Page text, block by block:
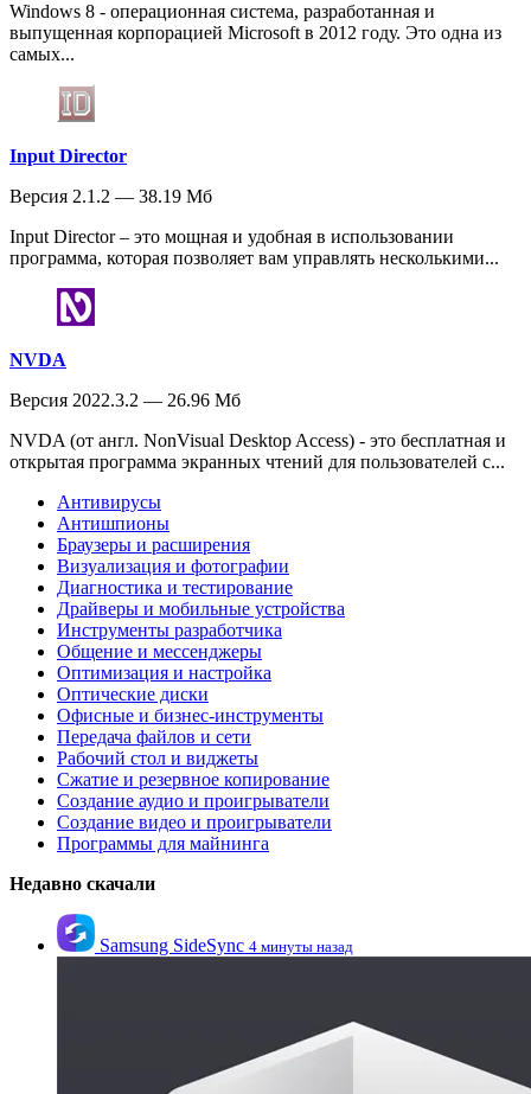
Windows 8 - операционная система, разработанная и
выпущенная корпорацией Microsoft в 2012 году. Это одна из
самых...
Input Director
Версия 2.1.2 — 38.19 Мб
Input Director – это мощная и удобная в использовании
программа, которая позволяет вам управлять несколькими...
NVDA
Версия 2022.3.2 — 26.96 Мб
NVDA (от англ. NonVisual Desktop Access) - это бесплатная и
открытая программа экранных чтений для пользователей с...
Антивирусы
Антишпионы
Браузеры и расширения
Визуализация и фотографии
Диагностика и тестирование
Драйверы и мобильные устройства
Инструменты разработчика
Общение и мессенджеры
Оптимизация и настройка
Оптические диски
Офисные и бизнес-инструменты
Передача файлов и сети
Рабочий стол и виджеты
Сжатие и резервное копирование
Создание аудио и проигрыватели
Создание видео и проигрыватели
Программы для майнинга
Недавно скачали
Samsung SideSync 4 минуты назад